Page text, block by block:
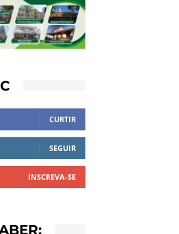
CURTIR
SEGUIR
INSCREVA-SE